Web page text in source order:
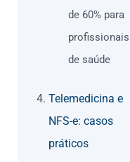
de 60% para
profissionais
de saúde
Telemedicina e
NFS-e: casos
práticos